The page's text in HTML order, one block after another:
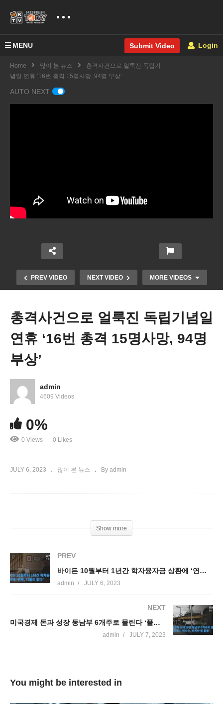
MENU Submit Video Login
Home 많이 본 뉴스
총격사건으로 얼룩진 독립기
념일 연휴 ‘16번 총격 15명사망, 94명 부상’
AUTO NEXT
PREV VIDEO NEXT VIDEO MORE VIDEOS
미국 대도시 20곳 렌트 얻기 힘들다 ‘최소 10대 1 안
팎 치열한 경쟁’
총격사건으로 얼룩진 독립기념일
연휴 ‘16번 총격 15명사망, 94명
부상’
admin
4609 Videos
0%
0 Views 0 Likes
JULY 6, 2023 많이 본 뉴스 By admin
Show more
PREV
바이든 10월부터 1년간 학자융자금 상환에 ‘연체, 디폴트 없다’
admin JULY 6, 2023
NEXT
미국경제 돈과 성장 동남부 6개주로 몰린다 ‘플로리다, 텍사스, 조지아 등 활황’
admin JULY 7, 2023
You might be interested in